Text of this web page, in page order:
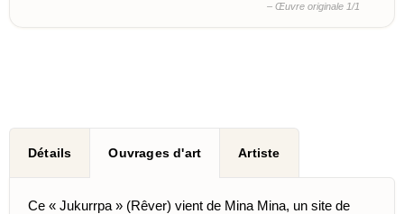
– Œuvre originale 1/1
Détails Ouvrages d'art Artiste
Ce « Jukurrpa » (Rêver) vient de Mina Mina, un site de